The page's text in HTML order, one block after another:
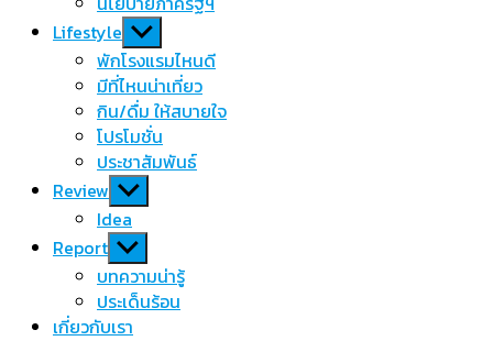
Lifestyle Show
sub
menu
พักโรงแรมไหนดี
มีที่ไหนน่าเที่ยว
กิน/ดื่ม ให้สบายใจ
โปรโมชั่น
ประชาสัมพันธ์
Review Show
sub
menu
Idea
Report Show
sub
menu
บทความน่ารู้
ประเด็นร้อน
เกี่ยวกับเรา